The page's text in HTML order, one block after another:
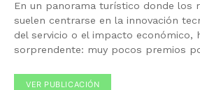
En un panorama turístico donde los
suelen centrarse en la innovación
del servicio o el impacto económico,
sorprendente: muy pocos premios
VER PUBLICACIÓN